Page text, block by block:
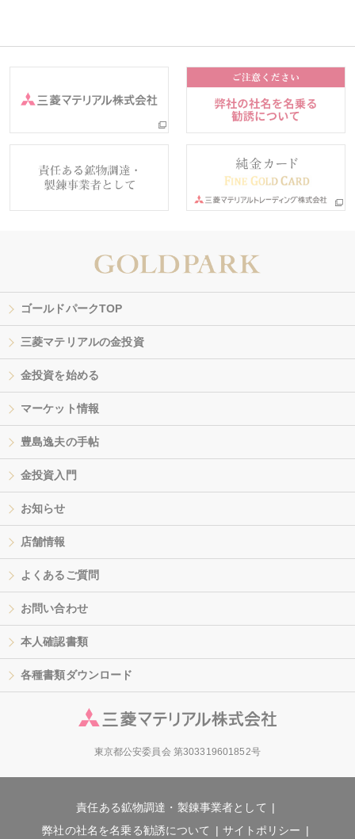
ゴールドパークTOP
三菱マテリアルの金投資
金投資を始める
マーケット情報
豊島逸夫の手帖
金投資入門
お知らせ
店舗情報
よくあるご質問
お問い合わせ
本人確認書類
各種書類ダウンロード
東京都公安委員会 第303319601852号
責任ある鉱物調達・製錬事業者として
弊社の社名を名乗る勧誘について
サイトポリシー